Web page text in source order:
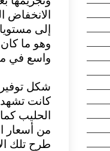
الانخفاض
وهو ما
واسع في
شكل توفير
كانت
الحليب
من أسعار
طرح تلك